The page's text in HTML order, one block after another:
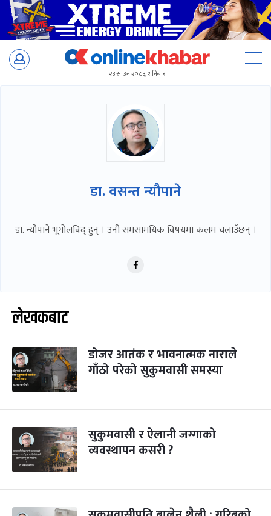
Skip
२३ साउन २०८३, शनिबार
डा. वसन्त न्यौपाने
डा. न्यौपाने भूगोलविद् हुन् । उनी समसामयिक विषयमा कलम चलाउँछन् ।
लेखकबाट
डोजर आतंक र भावनात्मक नाराले
गाँठो परेको सुकुमवासी समस्या
सुकुमवासी र ऐलानी जग्गाको
व्यवस्थापन कसरी ?